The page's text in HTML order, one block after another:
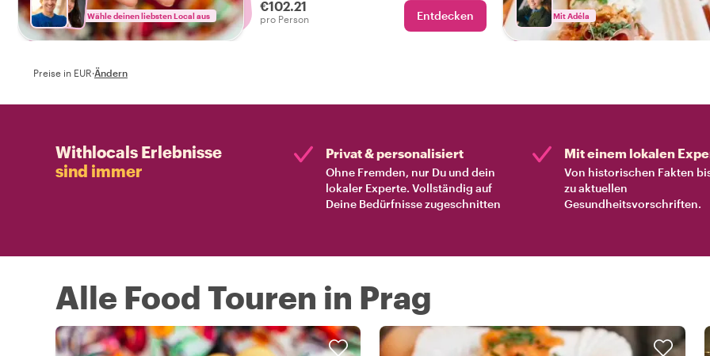
Wähle deinen liebsten Local aus
€102.21
pro Person Entdecken Mit Adéla
Preise in EUR·Ändern
Withlocals Erlebnisse
sind immer
Privat & personalisiert
Ohne Fremden, nur Du und dein
lokaler Experte. Vollständig auf
Deine Bedürfnisse zugeschnitten
Mit einem lokalen
Von historischen Fakten
zu aktuellen
Gesundheitsvorschriften.
Alle Food Touren in Prag